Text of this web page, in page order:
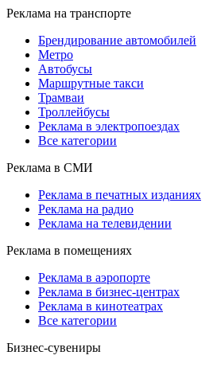
Реклама на транспорте
Брендирование автомобилей
Метро
Автобусы
Маршрутные такси
Трамваи
Троллейбусы
Реклама в электропоездах
Все категории
Реклама в СМИ
Реклама в печатных изданиях
Реклама на радио
Реклама на телевидении
Реклама в помещениях
Реклама в аэропорте
Реклама в бизнес-центрах
Реклама в кинотеатрах
Все категории
Бизнес-сувениры